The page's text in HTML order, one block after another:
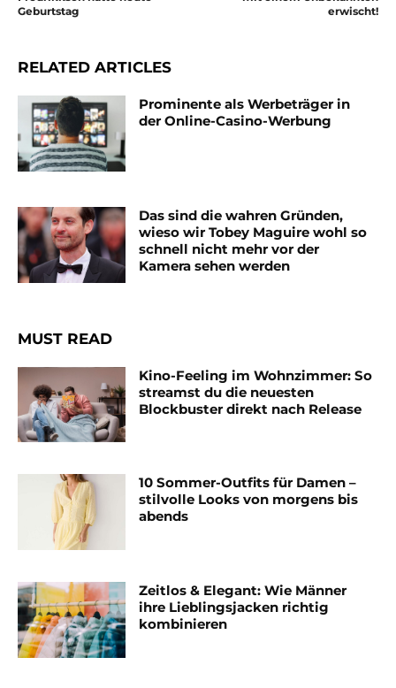
Geburtstag
erwischt!
RELATED ARTICLES
Prominente als Werbeträger in
der Online-Casino-Werbung
Das sind die wahren Gründen,
wieso wir Tobey Maguire wohl so
schnell nicht mehr vor der
Kamera sehen werden
MUST READ
Kino-Feeling im Wohnzimmer: So
streamst du die neuesten
Blockbuster direkt nach Release
10 Sommer-Outfits für Damen –
stilvolle Looks von morgens bis
abends
Zeitlos & Elegant: Wie Männer
ihre Lieblingsjacken richtig
kombinieren